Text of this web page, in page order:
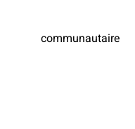
communautaire